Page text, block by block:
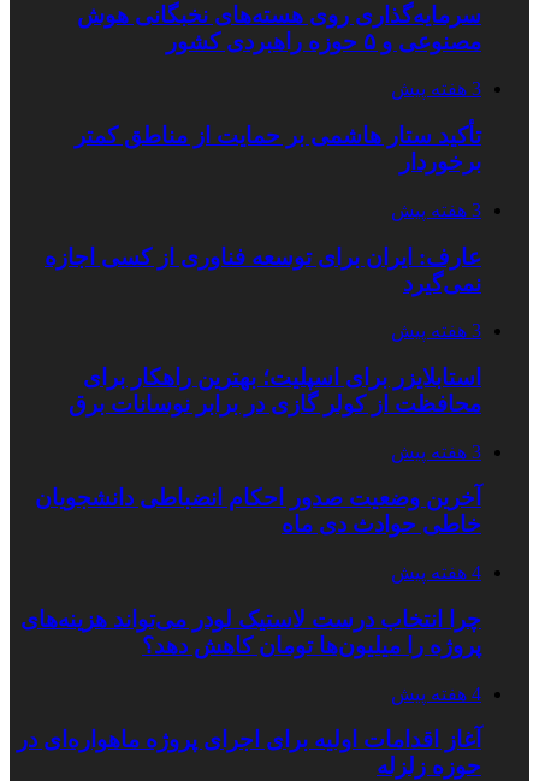
سرمایه‌گذاری روی هسته‌های نخبگانی هوش
مصنوعی و ۵ حوزه راهبردی کشور
3 هفته پیش
تأکید ستار هاشمی بر حمایت از مناطق کمتر
برخوردار
3 هفته پیش
عارف: ایران برای توسعه فناوری از کسی اجازه
نمی‌گیرد
3 هفته پیش
استابلایزر برای اسپلیت؛ بهترین راهکار برای
محافظت از کولر گازی در برابر نوسانات برق
3 هفته پیش
آخرین وضعیت صدور احکام انضباطی دانشجویان
خاطی حوادث دی ماه
4 هفته پیش
چرا انتخاب درست لاستیک لودر می‌تواند هزینه‌های
پروژه را میلیون‌ها تومان کاهش دهد؟
4 هفته پیش
آغاز اقدامات اولیه برای اجرای پروژه ماهواره‌ای در
حوزه زلزله